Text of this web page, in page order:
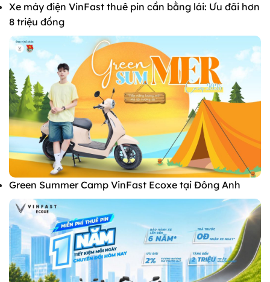
Xe máy điện VinFast thuê pin cần bằng lái: Ưu đãi hơn
8 triệu đồng
Green Summer Camp VinFast Ecoxe tại Đông Anh